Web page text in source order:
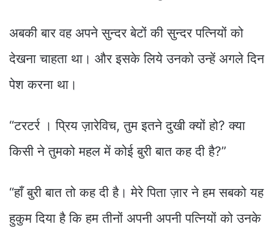
अबकी बार वह अपने सुन्दर बेटों की सुन्दर पत्नियों को
देखना चाहता था। और इसके लिये उनको उन्हें अगले दिन
पेश करना था।
“टरटर्र । प्रिय ज़ारेविच, तुम इतने दुखी क्यों हो? क्या
किसी ने तुमको महल में कोई बुरी बात कह दी है?”
“हाँ बुरी बात तो कह दी है। मेरे पिता ज़ार ने हम सबको यह
हुकुम दिया है कि हम तीनों अपनी अपनी पत्नियों को उनके